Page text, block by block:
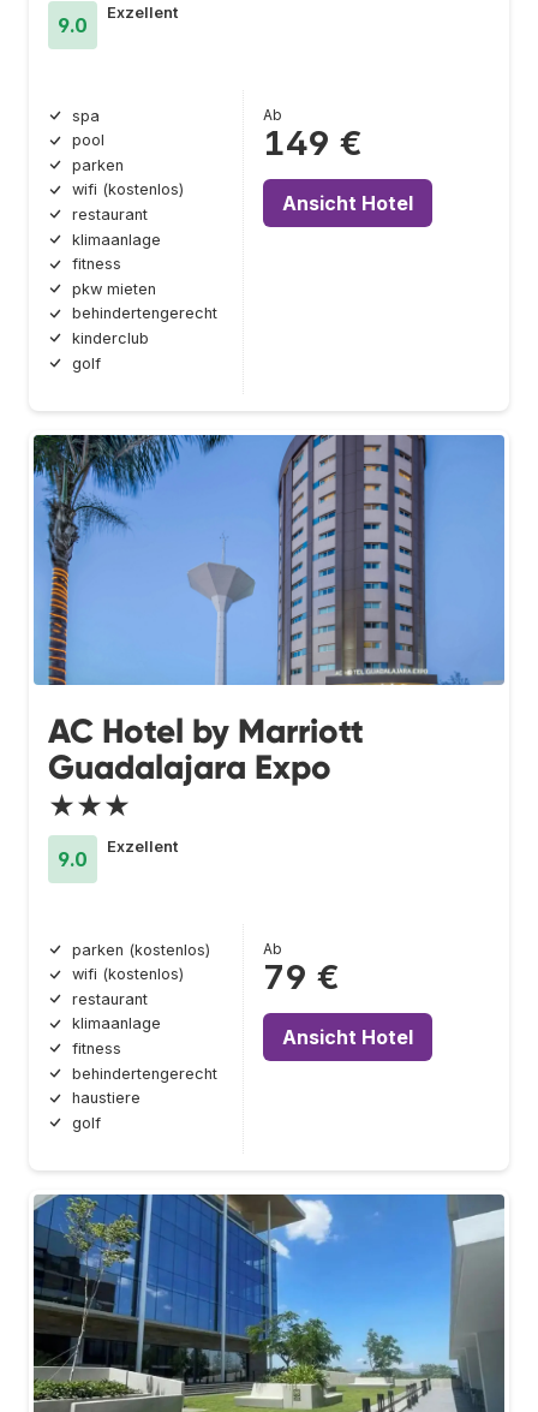
9.0
Exzellent
spa
pool
parken
wifi (kostenlos)
restaurant
klimaanlage
fitness
pkw mieten
behindertengerecht
kinderclub
golf
Ab
149 €
Ansicht Hotel
AC Hotel by Marriott
Guadalajara Expo
★★★
9.0
Exzellent
parken (kostenlos)
wifi (kostenlos)
restaurant
klimaanlage
fitness
behindertengerecht
haustiere
golf
Ab
79 €
Ansicht Hotel